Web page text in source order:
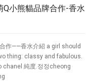
Q小熊貓品牌合作-香水
作——香水介紹 a girl should
thing: classy and fabulous.
chanel 純度.정정cheong